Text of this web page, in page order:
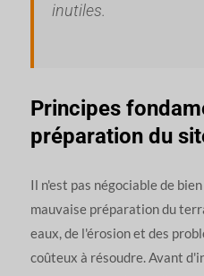
inutiles.
Principes
préparation du
Il n'est pas négociable de
mauvaise préparation du
eaux, de l'érosion et des
coûteux à résoudre. Avant